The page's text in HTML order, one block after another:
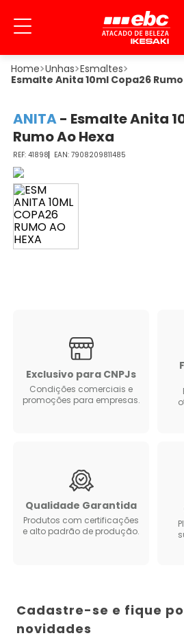
Unhas Esmaltes
Esmalte Anita 10ml Copa26
ANITA- Esmalte Anita
Rumo Ao Hexa
41898 7908209811485
Exclusivo para CNPJs
Condições comerciais e
promoções para empresas.
Qualidade Garantida
Produtos com certificações
e alto padrão de produção.
Cadastre-se e fique
novidades